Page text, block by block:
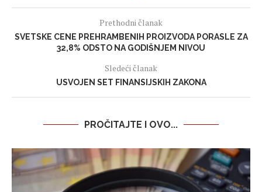
Prethodni članak
SVETSKE CENE PREHRAMBENIH PROIZVODA PORASLE ZA
32,8% ODSTO NA GODIŠNJEM NIVOU
Sledeći članak
USVOJEN SET FINANSIJSKIH ZAKONA
PROČITAJTE I OVO...